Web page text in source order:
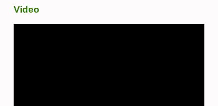
Video